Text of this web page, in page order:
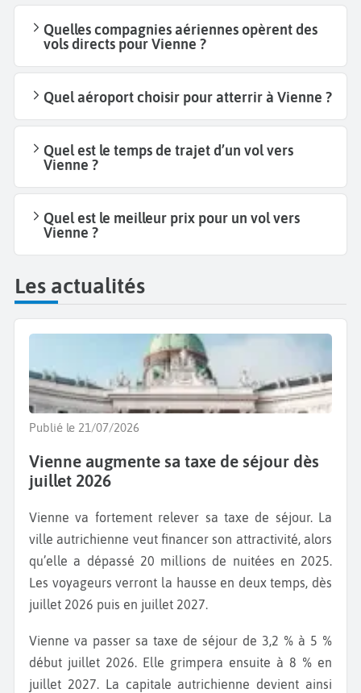
Quelles compagnies aériennes opèrent des
vols directs pour Vienne ?
Quel aéroport choisir pour atterrir à Vienne ?
Quel est le temps de trajet d’un vol vers
Vienne ?
Quel est le meilleur prix pour un vol vers
Vienne ?
Les actualités
Publié le 21/07/2026
Vienne augmente sa taxe de séjour dès
juillet 2026
Vienne va fortement relever sa taxe de séjour. La
ville autrichienne veut financer son attractivité, alors
qu’elle a dépassé 20 millions de nuitées en 2025.
Les voyageurs verront la hausse en deux temps, dès
juillet 2026 puis en juillet 2027.
Vienne va passer sa taxe de séjour de 3,2 % à 5 %
début juillet 2026. Elle grimpera ensuite à 8 % en
juillet 2027. La capitale autrichienne devient ainsi